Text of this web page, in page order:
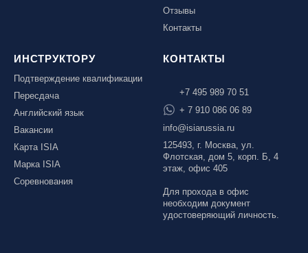
Отзывы
Контакты
ИНСТРУКТОРУ
Подтверждение квалификации
Пересдача
Английский язык
Вакансии
Карта ISIA
Марка ISIA
Соревнования
КОНТАКТЫ
+7 495 989 70 51
+ 7 910 086 06 89
info@isiarussia.ru
125493, г. Москва, ул.
Флотская, дом 5, корп. Б, 4
этаж, офис 405
Для прохода в офис
необходим документ
удостоверяющий личность.